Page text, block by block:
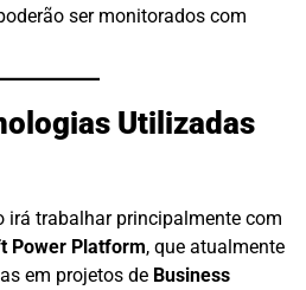
ser monitorados com
Utilizadas
irá trabalhar principalmente com
Power Platform, que atualmente
em projetos de Business